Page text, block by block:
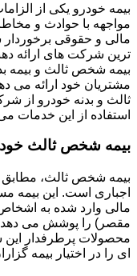
بیمه خودرو یکی از
مواجهه با حوادث و
مالی و حقوقی برخوردار
ترین شرکت های ارائه
بیمه شخص ثالث و بیمه
مشتریان خود ارائه می
ثالث و بدنه خودرو از
استفاده از این خدمات
بیمه شخص ثالث
بیمه شخص ثالث، مطابق
اجباری است. این بیمه
مالی وارد شده به اشخاص
مقصر) را پوشش می دهد.
محصولات پرطرفدار این
ای را در اختیار بیمه